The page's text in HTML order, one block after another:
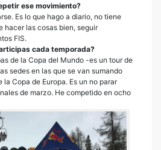
ese movimiento?
Es lo que hago a diario, no tiene
hacer las cosas bien, seguir
FIS.
cada temporada?
de la Copa del Mundo -es un tour de
sedes en las que se van sumando
Copa de Europa. Es un no parar
de marzo. He competido en ocho